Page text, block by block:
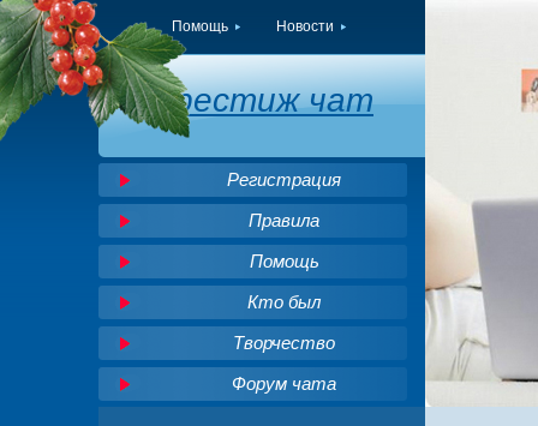
Помощь Новости
Престиж чат
Регистрация
Правила
Помощь
Кто был
Творчество
Форум чата